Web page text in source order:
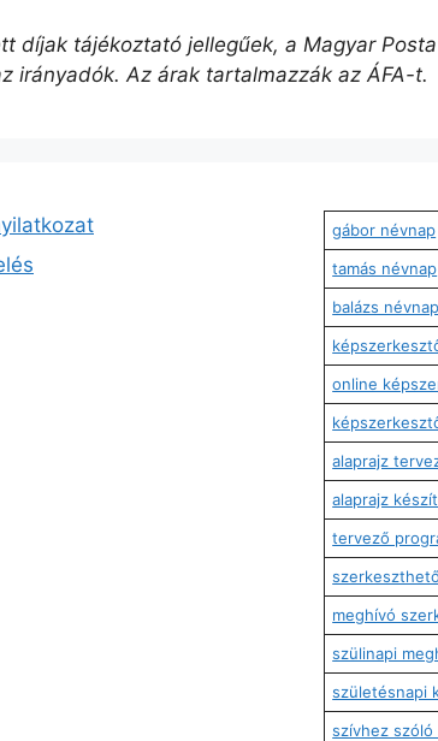
díjak tájékoztató jellegűek, a Magyar
irányadók. Az árak tartalmazzák az ÁFA-t.
gábor névnap
tamás névnap
balázs névnap
online
alaprajz
alaprajz
tervező
meghívó
szülinapi
születésnapi
szívhez